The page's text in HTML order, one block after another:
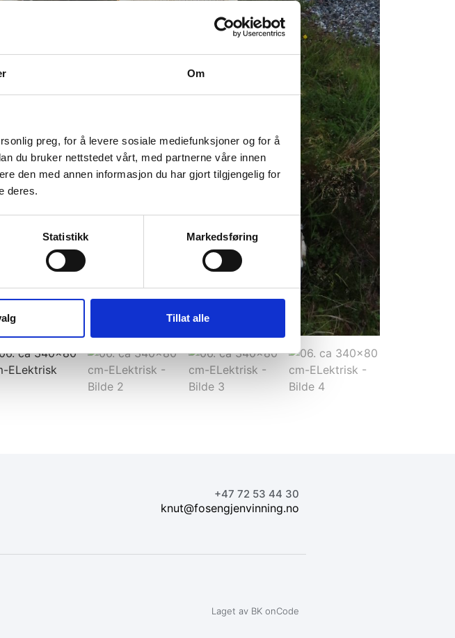
Om
preg, for å levere sosiale mediefunksjoner og for å
du bruker nettstedet vårt, med partnerne våre innen
den med annen informasjon du har gjort tilgjengelig for
deres.
Statistikk Markedsføring
Tillat alle
+47 72 53 44 30
knut@fosengjenvinning.no
Laget av BK onCode